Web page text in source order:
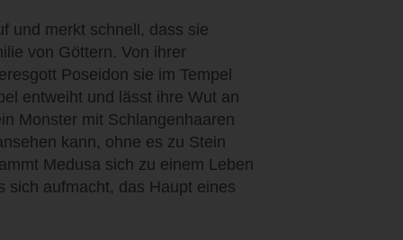
und merkt schnell, dass sie
von Göttern. Von ihrer
Poseidon sie im Tempel
entweiht und lässt ihre Wut an
Monster mit Schlangenhaaren
kann, ohne es zu Stein
Medusa sich zu einem Leben
sich aufmacht, das Haupt eines